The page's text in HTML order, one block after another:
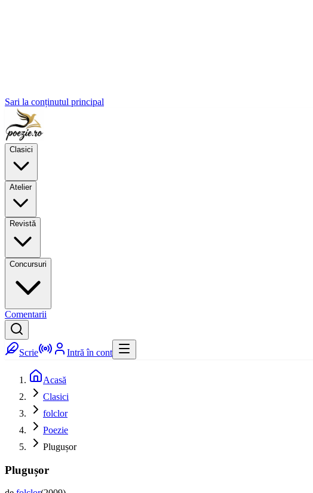
Sari la conținutul principal
Clasici
Atelier
Revistă
Concursuri
Comentarii
Scrie Intră în cont
Acasă
Clasici
folclor
Poezie
Plugușor
Plugușor